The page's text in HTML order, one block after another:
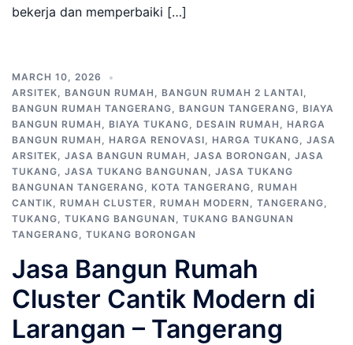
bekerja dan memperbaiki […]
MARCH 10, 2026
ARSITEK, BANGUN RUMAH , BANGUN RUMAH 2 LANTAI,
BANGUN RUMAH TANGERANG, BANGUN TANGERANG, BIAYA
BANGUN RUMAH , BIAYA TUKANG, DESAIN RUMAH , HARGA
BANGUN RUMAH , HARGA RENOVASI, HARGA TUKANG, JASA
ARSITEK, JASA BANGUN RUMAH , JASA BORONGAN , JASA
TUKANG, JASA TUKANG BANGUNAN , JASA TUKANG
BANGUNAN TANGERANG, KOTA TANGERANG, RUMAH
CANTIK, RUMAH CLUSTER, RUMAH MODERN , TANGERANG,
TUKANG, TUKANG BANGUNAN , TUKANG BANGUNAN
TANGERANG, TUKANG BORONGAN
Jasa Bangun Rumah
Cluster Cantik Modern di
Larangan – Tangerang